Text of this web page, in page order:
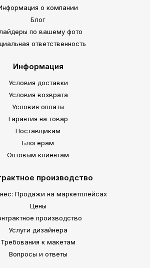
о компании
Блог
по вашему фото
ответственность
Информация
Условия доставки
Условия возврата
Условия оплаты
Гарантия на товар
Поставщикам
Блогерам
Оптовым клиентам
производство
Продажи на маркетплейсах
Цены
производство
Услуги дизайнера
Требования к макетам
Вопросы и ответы